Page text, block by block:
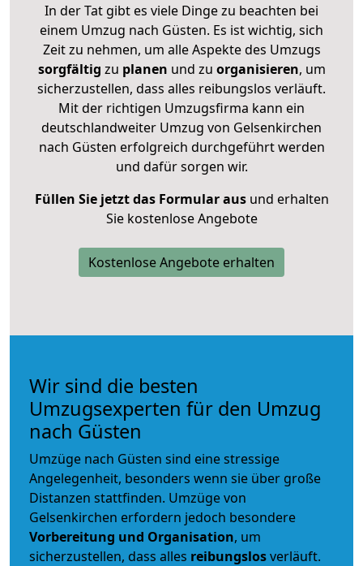
In der Tat gibt es viele Dinge zu beachten bei
einem Umzug nach Güsten. Es ist wichtig, sich
Zeit zu nehmen, um alle Aspekte des Umzugs
sorgfältig zu planen und zu organisieren, um
sicherzustellen, dass alles reibungslos verläuft.
Mit der richtigen Umzugsfirma kann ein
deutschlandweiter Umzug von Gelsenkirchen
nach Güsten erfolgreich durchgeführt werden
und dafür sorgen wir.
Füllen Sie jetzt das Formular ausund erhalten
Sie kostenlose Angebote
Kostenlose Angebote erhalten
Wir sind die besten
Umzugsexperten für den Umzug
nach Güsten
Umzüge nach Güsten sind eine stressige
Angelegenheit, besonders wenn sie über große
Distanzen stattfinden. Umzüge von
Gelsenkirchen erfordern jedoch besondere
Vorbereitung und Organisation, um
sicherzustellen, dass alles reibungslosverläuft.